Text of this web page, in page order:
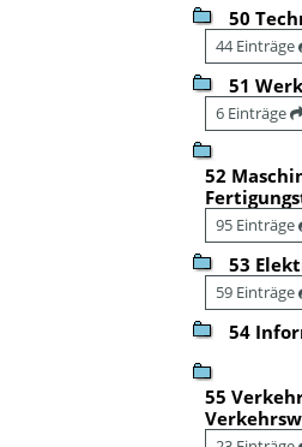
50
44 Einträge
51
6 Einträge
52
95 Einträge
53
59 Einträge
54
55